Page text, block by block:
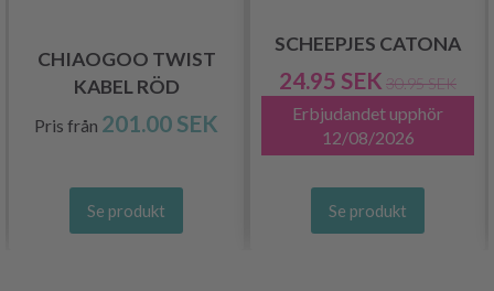
CHIAOGOO TWIST
KABEL RÖD
Pris från 201.00 SEK
Se produkt
SCHEEPJES CATONA
24.95 SEK 30.95 SEK
Erbjudandet upphör
12/08/2026
Se produkt